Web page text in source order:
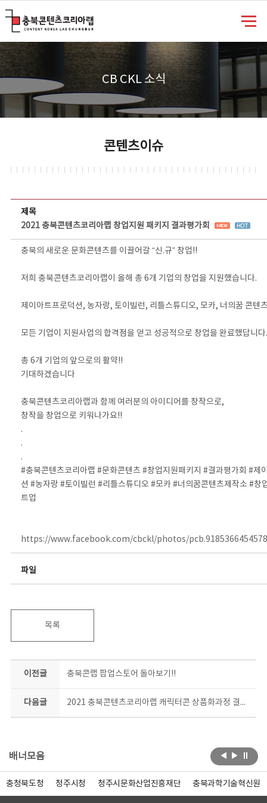
CB CKL 소식
콘텐츠이슈
제목
2021 충북콘텐츠코리아랩 창업지원 패키지 결과평가회
충북의 새로운 문화콘텐츠를 이끌어갈 “신.규” 창업!!
저희 충북콘텐츠코리아랩이 올해 총 6개 기업의 창업을 지원했습니다.
제이아트프로덕션, 농자랑, 토이빌런, 리틀스튜디오, 모카, 너의꿈 콘텐
모든 기업이 지원사업의 합격점을 얻고 성공적으로 창업을 완료했답니다.
총 6개 기업의 앞으로의 활약!!
기대하겠습니다
충북콘텐츠코리아랩과 함께 여러분의 아이디어를 창작으로,
창작을 창업으로 키워나가요!!
.
.
.
#충북콘텐츠코리아랩 #문화콘텐츠 #창업지원패키지 #결과평가회 #제
션 #농자랑 #토이빌런 #리틀스튜디오 #모카 #너의꿈콘텐츠제작소 #창
트업
https://www.facebook.com/cbckl/photos/
파일
목록
이전글 충북콘랩 팝업스토어 돌아보기!!
다음글 2021 충북콘텐츠코리아랩 캐릭터콘 상품화과정 결과평가회
배너모음
충청북도청 청주시청 청주시문화산업진흥재단 충북과학기술혁신원